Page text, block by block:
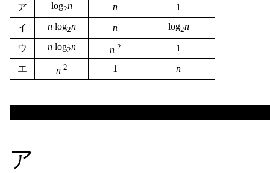
ア
log2n n
1
イ
nlog2n n log2n
ウ nlog2n n 2
1
エ
n 2 1 n
ア